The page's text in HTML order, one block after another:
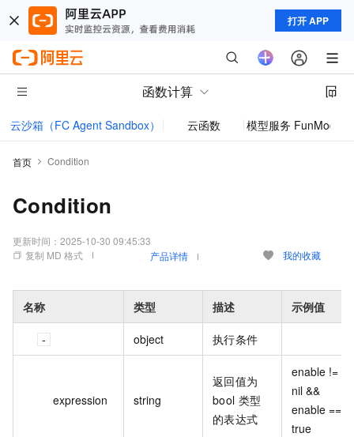
打开 APP
函数计算
云沙箱（FC Agent Sandbox） 云函数 模型服务 FunModel
首页 Condition
Condition
更新时间： 2025-10-30 09:45:33
复制 MD 格式
产品详情 我的收藏
名称 类型 描述 示例值
object 执行条件
expression string
返回值为
bool 类型
的表达式
enable !=
nil &&
enable ==
true